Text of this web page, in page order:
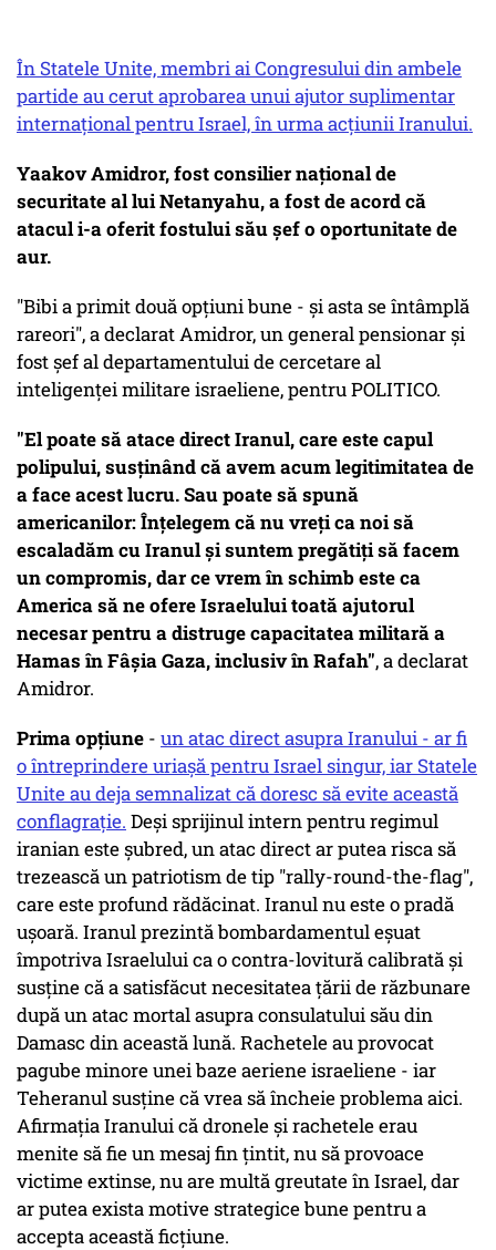
În Statele Unite, membri ai Congresului din ambele
partide au cerut aprobarea unui ajutor suplimentar
internațional pentru Israel, în urma acțiunii Iranului.
Yaakov Amidror, fost consilier național de
securitate al lui Netanyahu, a fost de acord că
atacul i-a oferit fostului său șef o oportunitate de
aur.
"Bibi a primit două opțiuni bune - și asta se întâmplă
rareori", a declarat Amidror, un general pensionar și
fost șef al departamentului de cercetare al
inteligenței militare israeliene, pentru POLITICO.
"El poate să atace direct Iranul, care este capul
polipului, susținând că avem acum legitimitatea de
a face acest lucru. Sau poate să spună
americanilor: Înțelegem că nu vreți ca noi să
escaladăm cu Iranul și suntem pregătiți să facem
un compromis, dar ce vrem în schimb este ca
America să ne ofere Israelului toată ajutorul
necesar pentru a distruge capacitatea militară a
Hamas în Fâșia Gaza, inclusiv în Rafah", a declarat
Amidror.
Prima opțiune - un atac direct asupra Iranului - ar fi
o întreprindere uriașă pentru Israel singur, iar Statele
Unite au deja semnalizat că doresc să evite această
conflagrație. Deși sprijinul intern pentru regimul
iranian este șubred, un atac direct ar putea risca să
trezească un patriotism de tip "rally-round-the-flag",
care este profund rădăcinat. Iranul nu este o pradă
ușoară. Iranul prezintă bombardamentul eșuat
împotriva Israelului ca o contra-lovitură calibrată și
susține că a satisfăcut necesitatea țării de răzbunare
după un atac mortal asupra consulatului său din
Damasc din această lună. Rachetele au provocat
pagube minore unei baze aeriene israeliene - iar
Teheranul susține că vrea să încheie problema aici.
Afirmația Iranului că dronele și rachetele erau
menite să fie un mesaj fin țintit, nu să provoace
victime extinse, nu are multă greutate în Israel, dar
ar putea exista motive strategice bune pentru a
accepta această ficțiune.